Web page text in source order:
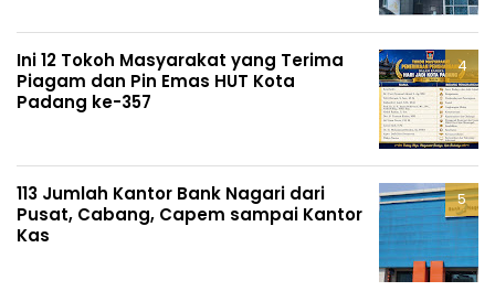
Ini 12 Tokoh Masyarakat yang Terima
Piagam dan Pin Emas HUT Kota
Padang ke-357
113 Jumlah Kantor Bank Nagari dari
Pusat, Cabang, Capem sampai Kantor
Kas